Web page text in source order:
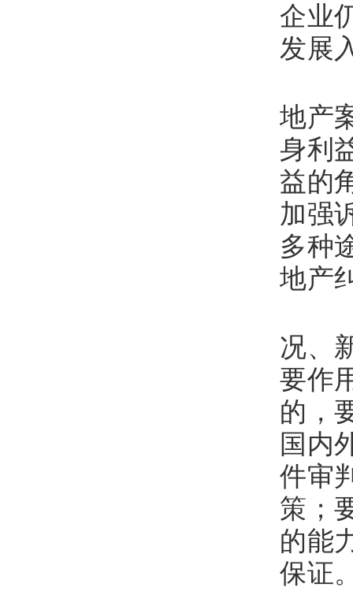
企业
发展
地产
身利
益的
加强
多种
地产
况、
要作
的，
国内
件审
策；
的能
保证